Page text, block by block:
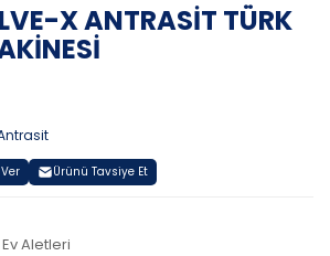
X ANTRASİT TÜRK
Ürünü Tavsiye Et
Aletleri